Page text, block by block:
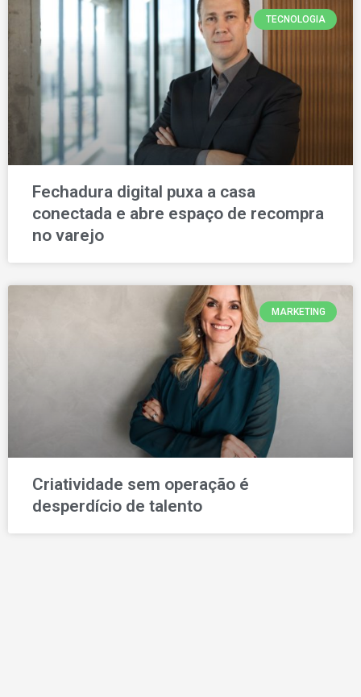
TECNOLOGIA
Fechadura digital puxa a casa
conectada e abre espaço de recompra
no varejo
MARKETING
Criatividade sem operação é
desperdício de talento